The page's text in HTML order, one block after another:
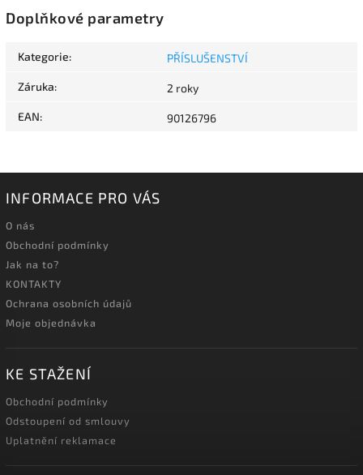
Doplňkové parametry
Kategorie: PŘÍSLUŠENSTVÍ
Záruka: 2 roky
EAN: 90126796
INFORMACE PRO VÁS
O nás
Obchodní podmínky
Jak na to?
KONTAKTY
Ochrana osobních údajů
Moje objednávka
KE STAŽENÍ
Obchodní podmínky
Odstoupení od smlouvy
Uplatnění reklamace